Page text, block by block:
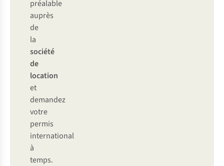
préalable
auprès
de
la
société
de
location
et
demandez
votre
permis
international
à
temps.